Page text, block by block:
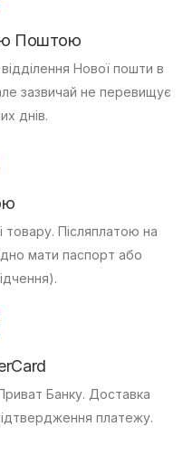
Поштою
Нової пошти в
зазвичай не перевищує
днів.
товару. Післяплатою на
мати паспорт або
Банку. Доставка
платежу.